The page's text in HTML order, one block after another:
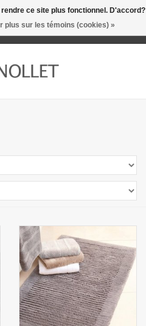
0 Articles - €0,00
ce site plus fonctionnel. D'accord?
plus sur les témoins (cookies) »